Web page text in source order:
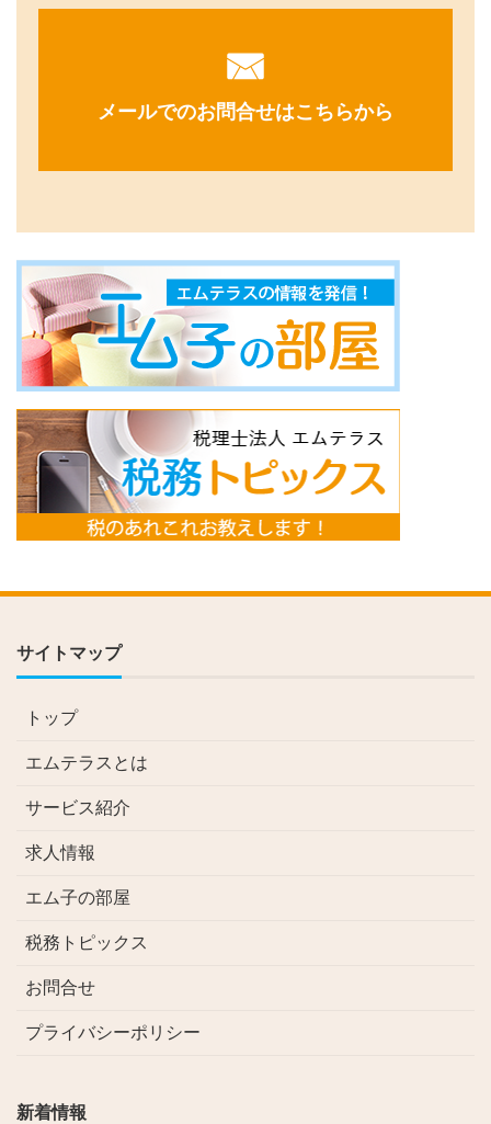
メールでのお問合せはこちらから
サイトマップ
トップ
エムテラスとは
サービス紹介
求人情報
エム子の部屋
税務トピックス
お問合せ
プライバシーポリシー
新着情報